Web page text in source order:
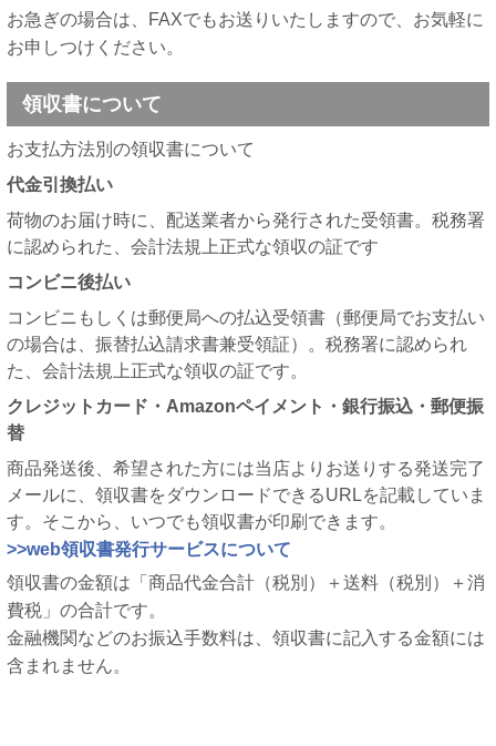
お急ぎの場合は、FAXでもお送りいたしますので、お気軽に
お申しつけください。
領収書について
お支払方法別の領収書について
代金引換払い
荷物のお届け時に、配送業者から発行された受領書。税務署
に認められた、会計法規上正式な領収の証です
コンビニ後払い
コンビニもしくは郵便局への払込受領書（郵便局でお支払い
の場合は、振替払込請求書兼受領証）。税務署に認められ
た、会計法規上正式な領収の証です。
クレジットカード・Amazonペイメント・銀行振込・郵便振
替
商品発送後、希望された方には当店よりお送りする発送完了
メールに、領収書をダウンロードできるURLを記載していま
す。そこから、いつでも領収書が印刷できます。
>>web領収書発行サービスについて
領収書の金額は「商品代金合計（税別）＋送料（税別）＋消
費税」の合計です。
金融機関などのお振込手数料は、領収書に記入する金額には
含まれません。